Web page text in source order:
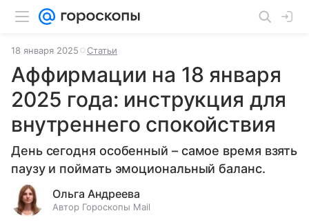
18 января 2025 Статьи
Аффирмации на 18 января
2025 года: инструкция для
внутреннего спокойствия
День сегодня особенный – самое время взять
паузу и поймать эмоциональный баланс.
Ольга Андреева
Автор Гороскопы Mail